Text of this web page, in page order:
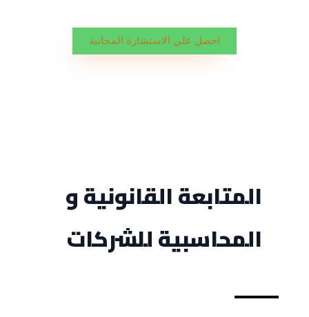
احصل علي الاستشارة المجانية
المتابعة القانونية و
المحاسبية للشركات